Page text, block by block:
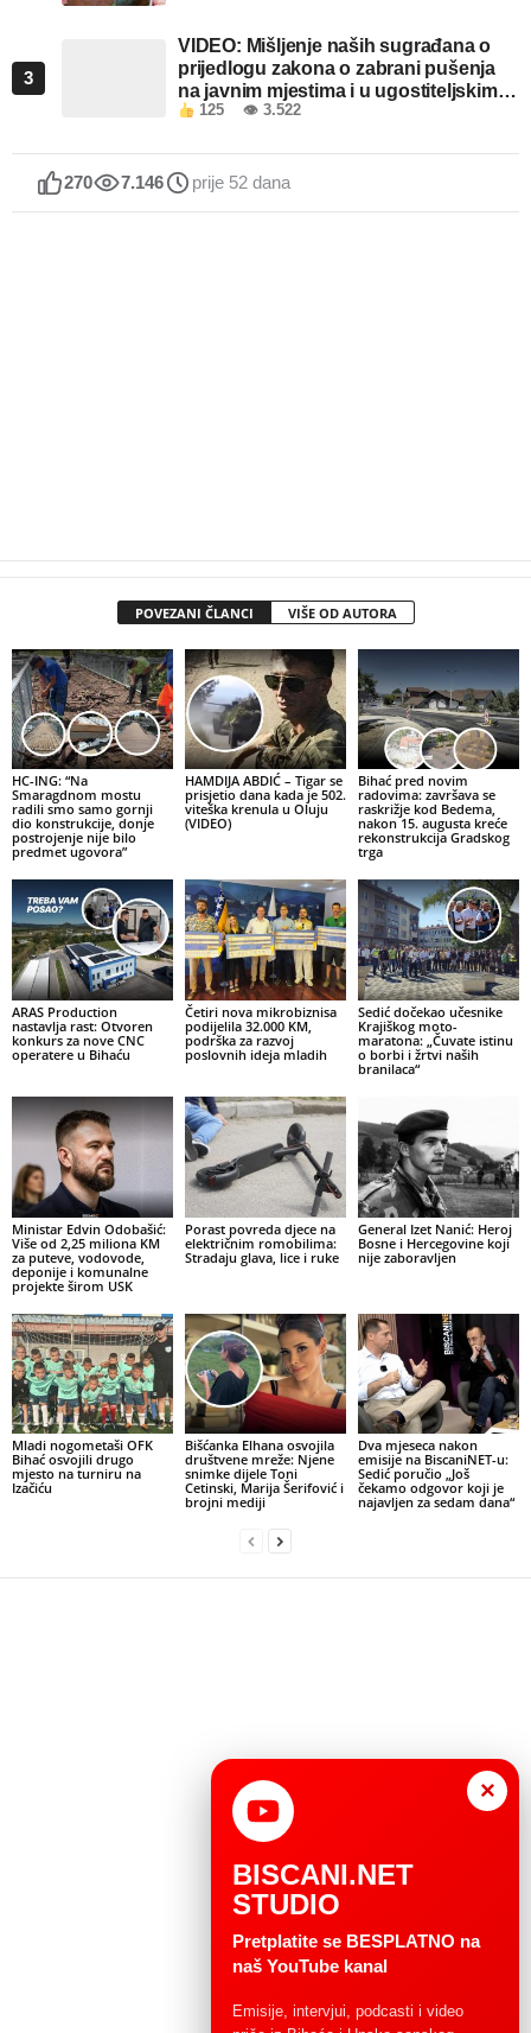
3
VIDEO: Mišljenje naših sugrađana o
prijedlogu zakona o zabrani pušenja
na javnim mjestima i u ugostiteljskim
objektima u FBiH
125 👁 3.522
270 7.146 prije 52 dana
POVEZANI ČLANCI VIŠE OD AUTORA
HC-ING: “Na
Smaragdnom mostu
radili smo samo gornji
dio konstrukcije, donje
postrojenje nije bilo
predmet ugovora”
HAMDIJA ABDIĆ – Tigar se
prisjetio dana kada je 502.
viteška krenula u Oluju
(VIDEO)
Bihać pred novim
radovima: završava se
raskrižje kod Bedema,
nakon 15. augusta kreće
rekonstrukcija Gradskog
trga
ARAS Production
nastavlja rast: Otvoren
konkurs za nove CNC
operatere u Bihaću
Četiri nova mikrobiznisa
podijelila 32.000 KM,
podrška za razvoj
poslovnih ideja mladih
Sedić dočekao učesnike
Krajiškog moto-
maratona: „Čuvate istinu
o borbi i žrtvi naših
branilaca“
Ministar Edvin Odobašić:
Više od 2,25 miliona KM
za puteve, vodovode,
deponije i komunalne
projekte širom USK
Porast povreda djece na
električnim romobilima:
Stradaju glava, lice i ruke
General Izet Nanić: Heroj
Bosne i Hercegovine koji
nije zaboravljen
Mladi nogometaši OFK
Bihać osvojili drugo
mjesto na turniru na
Izačiću
Bišćanka Elhana osvojila
društvene mreže: Njene
snimke dijele Toni
Cetinski, Marija Šerifović i
brojni mediji
Dva mjeseca nakon
emisije na BiscaniNET-u:
Sedić poručio „Još
čekamo odgovor koji je
najavljen za sedam dana“
×
BISCANI.NET
STUDIO
Pretplatite se BESPLATNO na
naš YouTube kanal
Emisije, intervjui, podcasti i video